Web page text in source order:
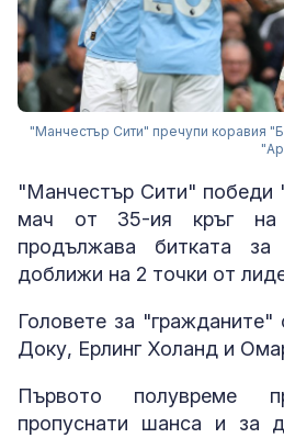
"Манчестър Сити" пречупи коравия
"Манчестър Сити" победи
мач от 35-ия кръг на
продължава битката
доближи на 2 точки от
Головете за
Доку, Ерлинг Холанд и
Първото полувреме
пропуснати шанса и за